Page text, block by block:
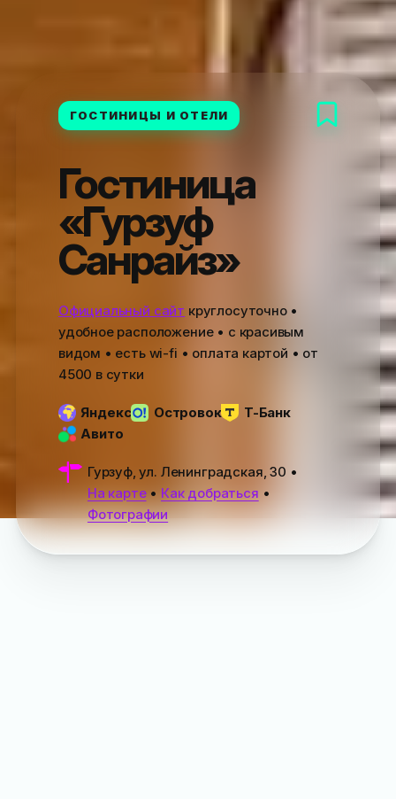
ГОСТИНИЦЫ И ОТЕЛИ
Гостиница
«Гурзуф
Санрайз»
Официальный сайт круглосуточно •
удобное расположение • с красивым
видом • есть wi-fi • оплата картой • от
4500 в сутки
Яндекс Островок
Т-Банк
Авито
Гурзуф, ул. Ленинградская, 30 •
На карте• Как добраться •
Фотографии